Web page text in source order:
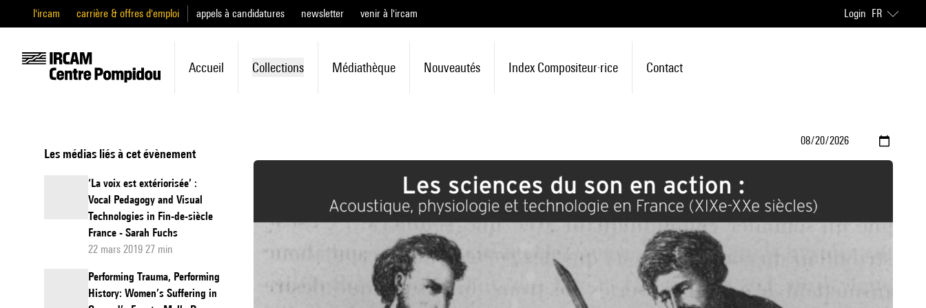
l'ircam carrière & offres d'emploi appels à candidatures newsletter venir à l'ircam Login FR
Accueil Collections Médiathèque Nouveautés Index Compositeur·rice Contact
Les médias liés à cet évènement
‘La voix est extériorisée’ :
Vocal Pedagogy and Visual
Technologies in Fin-de-siècle
France - Sarah Fuchs
22 mars 2019 27 min
Performing Trauma, Performing
History: Women’s Suffering in